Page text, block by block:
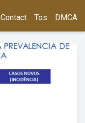
Contact Tos DMCA